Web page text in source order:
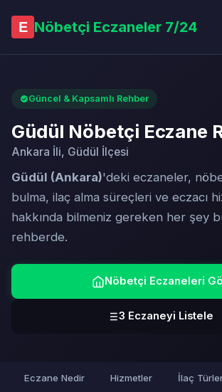
E Nöbetçi Eczaneler 7/24
Güncel & Kapsamlı Rehber
Güdül Nöbetçi Eczane
Ankara İli, Güdül İlçesi
Güdül (Ankara)'deki eczaneler,
bulma, ilaç alma süreçleri ve eczacı
hakkında bilmeniz gereken her şey
rehberde.
Nöbetçi Eczaneleri
3 Eczaneyi Listele
Eczane Nedir Hizmetler İlaç